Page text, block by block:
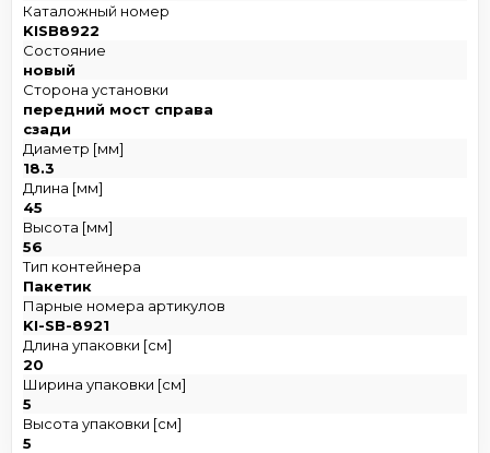
Каталожный номер
KISB8922
Состояние
новый
Сторона установки
передний мост справа
сзади
Диаметр [мм]
18.3
Длина [мм]
45
Высота [мм]
56
Тип контейнера
Пакетик
Парные номера артикулов
KI-SB-8921
Длина упаковки [см]
20
Ширина упаковки [см]
5
Высота упаковки [см]
5